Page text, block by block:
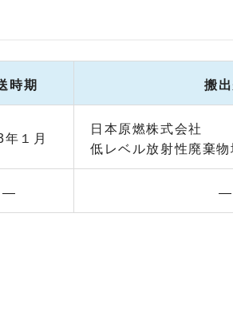
時期 搬
１月
日本原燃株式会社
低レベル放射性廃棄
― ―